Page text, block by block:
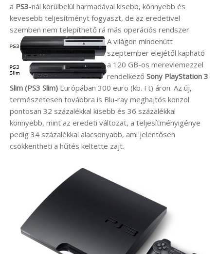
a PS3-nál körülbelül harmadával kisebb, könnyebb és
kevesebb teljesítményt fogyaszt, de az eredetivel
szemben nem telepíthető rá más operációs rendszer.
A világon mindenütt
szeptember elejétől kapható
a 120 GB-os merevlemezzel
rendelkező Sony PlayStation 3
Slim (PS3 Slim) Európában 300 euro (kb. Ft) áron. Az új,
természetesen továbbra is Blu-ray meghajtós konzol
pontosan 32 százalékkal kisebb és 36 százalékkal
könnyebb, mint az eredeti változat, a teljesítményigénye
pedig 34 százalékkal alacsonyabb, ami jelentősen
csökkentheti a hűtés keltette zajt.